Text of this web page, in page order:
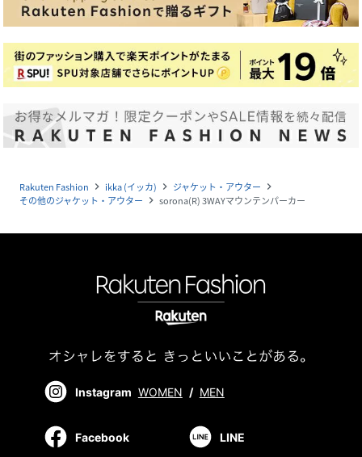
Rakuten Fashion navigate_next ikka (イッカ) navigate_next ジャケット・アウター navigate_next
その他のジャケット・アウター navigate_next sorona(R) 3WAYマウンテンパーカー
Instagram WOMEN / MEN
Facebook LINE